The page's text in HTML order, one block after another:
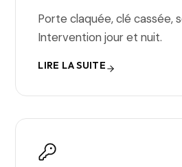
Porte claquée, clé cassée,
Intervention jour et nuit.
LIRE LA SUITE